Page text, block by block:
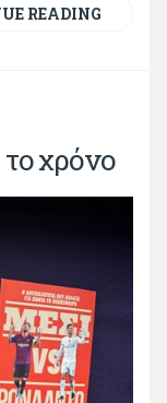
READING
το χρόνο